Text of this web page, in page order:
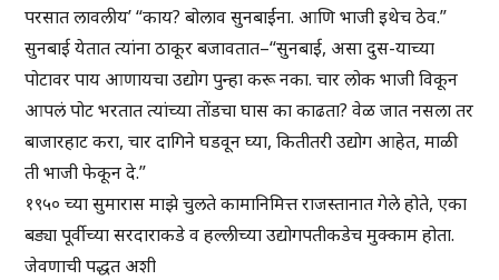
परसात लावलीय’ “काय? बोलाव सुनबाईंना. आणि भाजी इथेच ठेव.”
सुनबाई येतात त्यांना ठाकूर बजावतात–“सुनबाई, असा दुस-याच्या
पोटावर पाय आणायचा उद्योग पुन्हा करू नका. चार लोक भाजी विकून
आपलं पोट भरतात त्यांच्या तोंडचा घास का काढता? वेळ जात नसला तर
बाजारहाट करा, चार दागिने घडवून घ्या, कितीतरी उद्योग आहेत, माळी
ती भाजी फेकून दे.”
१९५० च्या सुमारास माझे चुलते कामानिमित्त राजस्तानात गेले होते, एका
बड्या पूर्वीच्या सरदाराकडे व हल्लीच्या उद्योगपतीकडेच मुक्काम होता.
जेवणाची पद्धत अशी